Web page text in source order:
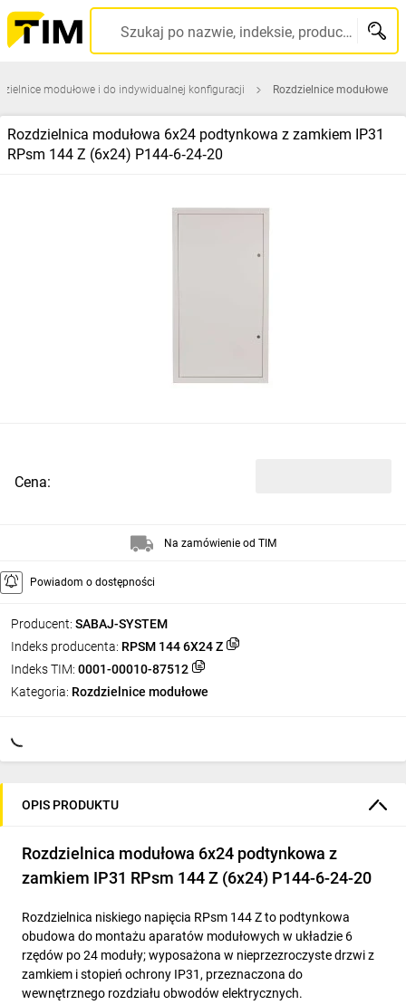
Szukaj po nazwie, indeksie, producencie, kodzie kreskowym...
modułowe i do indywidualnej konfiguracji Rozdzielnice modułowe
Rozdzielnica modułowa 6x24 podtynkowa z zamkiem IP31
RPsm 144 Z (6x24) P144‑6‑24‑20
Producent: SABAJ-SYSTEM
Indeks producenta: RPSM 144 6X24 Z
Indeks TIM: 0001-00010-87512
Kategoria: Rozdzielnice modułowe
Cena:
Na zamówienie od TIM
Powiadom o dostępności
OPIS PRODUKTU
Rozdzielnica modułowa 6x24 podtynkowa z
zamkiem IP31 RPsm 144 Z (6x24) P144-6-24-20
Rozdzielnica niskiego napięcia RPsm 144 Z to podtynkowa
obudowa do montażu aparatów modułowych w układzie 6
rzędów po 24 moduły; wyposażona w nieprzezroczyste drzwi z
zamkiem i stopień ochrony IP31, przeznaczona do
wewnętrznego rozdziału obwodów elektrycznych.